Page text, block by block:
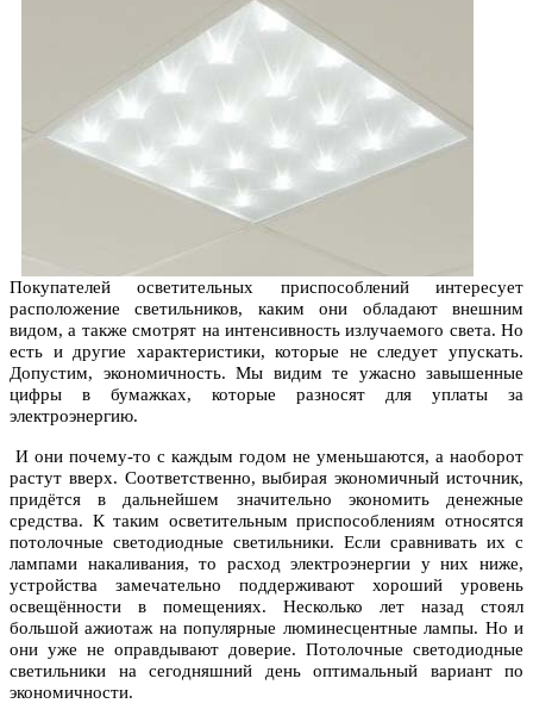
Покупателей осветительных приспособлений интересует
расположение светильников, каким они обладают внешним
видом, а также смотрят на интенсивность излучаемого света. Но
есть и другие характеристики, которые не следует упускать.
Допустим, экономичность. Мы видим те ужасно завышенные
цифры в бумажках, которые разносят для уплаты за
электроэнергию.
И они почему-то с каждым годом не уменьшаются, а наоборот
растут вверх. Соответственно, выбирая экономичный источник,
придётся в дальнейшем значительно экономить денежные
средства. К таким осветительным приспособлениям относятся
потолочные светодиодные светильники. Если сравнивать их с
лампами накаливания, то расход электроэнергии у них ниже,
устройства замечательно поддерживают хороший уровень
освещённости в помещениях. Несколько лет назад стоял
большой ажиотаж на популярные люминесцентные лампы. Но и
они уже не оправдывают доверие. Потолочные светодиодные
светильники на сегодняшний день оптимальный вариант по
экономичности.